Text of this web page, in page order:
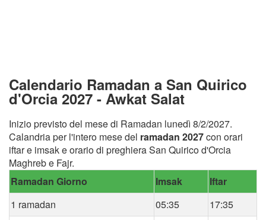
Calendario Ramadan a San Quirico
d'Orcia 2027 - Awkat Salat
Inizio previsto del mese di Ramadan lunedì 8/2/2027.
Calandria per l'intero mese del ramadan 2027con orari
iftar e imsak e orario di preghiera San Quirico d'Orcia
Maghreb e Fajr.
Ramadan Giorno
Imsak
Iftar
1 ramadan
05:35
17:35